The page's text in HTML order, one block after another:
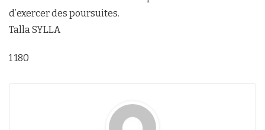
d’exercer des poursuites.
Talla SYLLA
1 180